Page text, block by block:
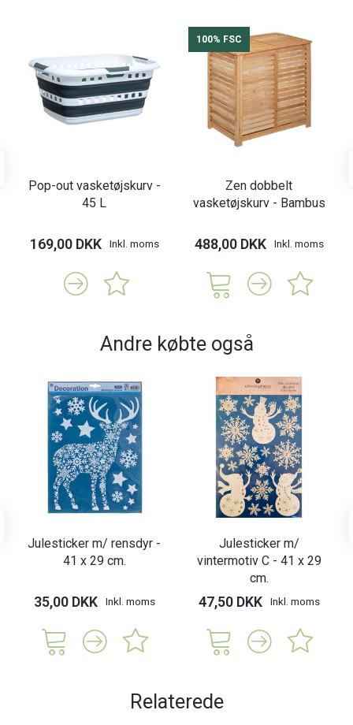
Pop-out vasketøjskurv -
45 L
169,00 DKK Inkl. moms
100% FSC
Zen dobbelt
vasketøjskurv - Bambus
488,00 DKK Inkl. moms
Andre købte også
Julesticker m/ rensdyr -
41 x 29 cm.
35,00 DKK Inkl. moms
Julesticker m/
vintermotiv C - 41 x 29
cm.
47,50 DKK Inkl. moms
Relaterede